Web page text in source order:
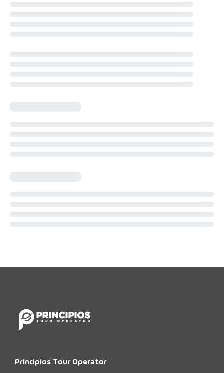
Principios Tour Operator